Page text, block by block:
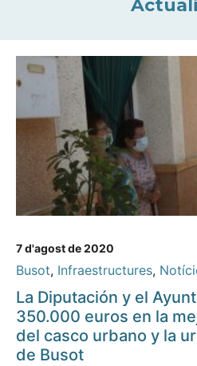
7 d'agost de 2020
Busot, Infraestructures,
La Diputación y el
350.000 euros en la
del casco urbano y la
de Busot